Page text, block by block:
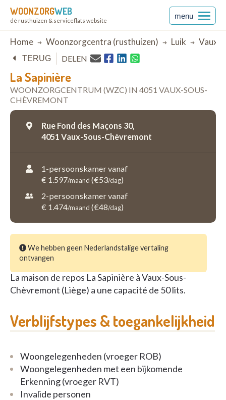
WOONZORGWEB
dé rusthuizen & serviceflats website
menu
Breadcrumb
Home Woonzorgcentra (rusthuizen) Luik Vaux-
La Sapinière
WOONZORGCENTRUM (WZC) IN 4051 VAUX-SOUS-
CHÈVREMONT
TERUG DELEN
Rue Fond des Maçons 30,
4051 Vaux-Sous-Chèvremont
1-persoonskamer vanaf
€ 1.597/maand (€53/dag)
2-persoonskamer vanaf
€ 1.474/maand (€48/dag)
We hebben geen Nederlandstalige vertaling
ontvangen
La maison de repos La Sapinière à Vaux-Sous-
Chèvremont (Liège) a une capacité de 50 lits.
Verblijfstypes & toegankelijkheid
Woongelegenheden (vroeger ROB)
Woongelegenheden met een bijkomende
Erkenning (vroeger RVT)
Invalide personen